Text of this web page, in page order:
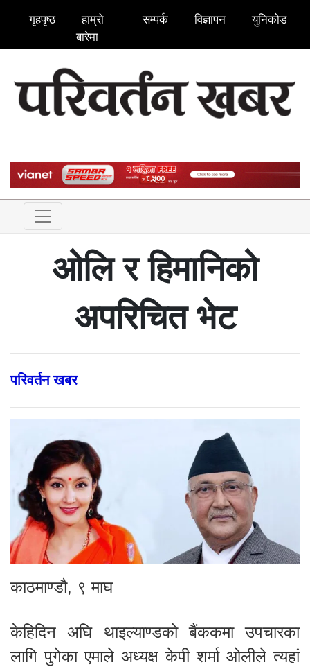
गृहपृष्ठ
हाम्रो
बारेमा
सम्पर्क विज्ञापन युनिकोड
ओलि र हिमानिको
अपरिचित भेट
परिवर्तन खबर
काठमाण्डौ, ९ माघ
केहिदिन अघि थाइल्याण्डको बैंककमा उपचारका
लागि पुगेका एमाले अध्यक्ष केपी शर्मा ओलीले त्यहां